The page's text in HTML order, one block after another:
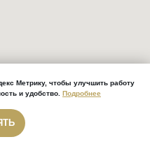
Звонок бесплатный
Метрику, чтобы улучшить работу
и удобство. Подробнее